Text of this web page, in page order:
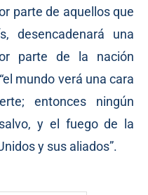
parte de aquellos que
desencadenará una
parte de la nación
mundo verá una cara
entonces ningún
y el fuego de la
y sus aliados”.